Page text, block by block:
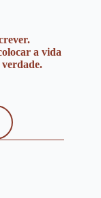
a vida